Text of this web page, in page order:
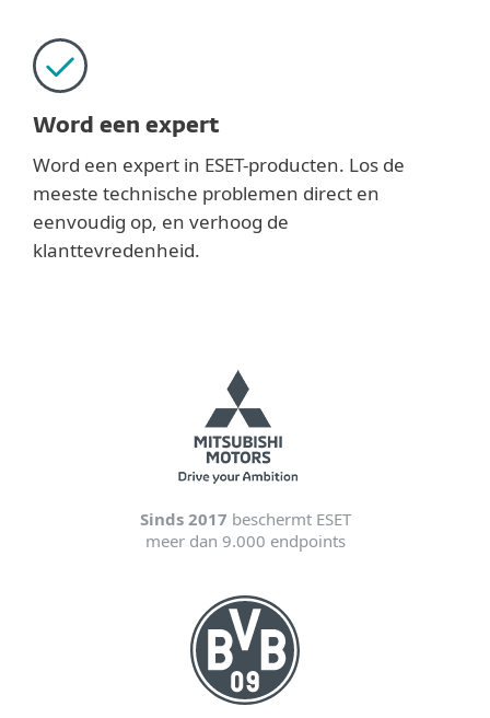
Word een expert
Word een expert in ESET-producten. Los de
meeste technische problemen direct en
eenvoudig op, en verhoog de
klanttevredenheid.
Sinds 2017 beschermt ESET
meer dan 9.000 endpoints